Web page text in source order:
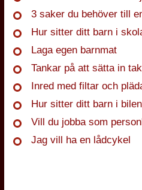
3 saker du behöver till
Hur sitter ditt barn i
Laga egen barnmat
Tankar på att sätta in
Inred med filtar och
Hur sitter ditt barn i
Vill du jobba som
Jag vill ha en lådcykel